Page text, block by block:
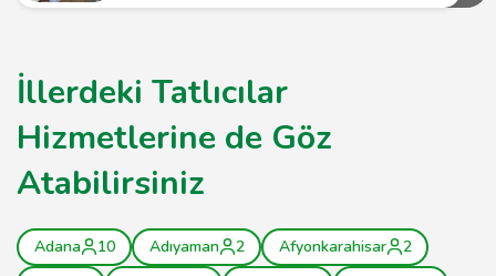
İllerdeki Tatlıcılar
Hizmetlerine de Göz
Atabilirsiniz
Adana 10 Adıyaman 2 Afyonkarahisar
2